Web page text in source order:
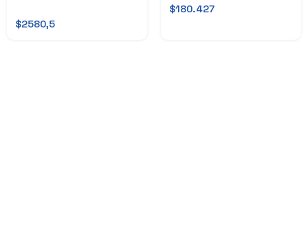
$2580,5
$180.427